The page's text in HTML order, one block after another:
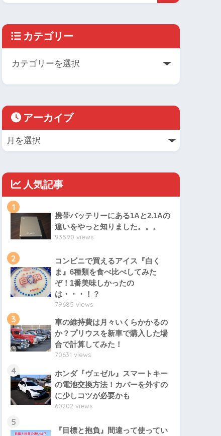
カテゴリー
アーカイブ
人気記事
1
携帯バッテリーにある1Aと2.1Aの
違いをやっと知りました。。。
93590 views
2
コンビニで買えるアイス『白く
ま』6種類を食べ比べしてみた
ぞ！1番美味しかったの
は・・・！？
79685 views
3
車の維持費は月々いくらかかるの
か？プリウスを新車で購入した場
合で計算してみた！
70631 views
4
ホンダ『ヴェゼル』スマートキー
の電池交換方法！カバーを外すの
に少しコツが必要かも
60202 views
5
『目標と抱負』間違って使ってい